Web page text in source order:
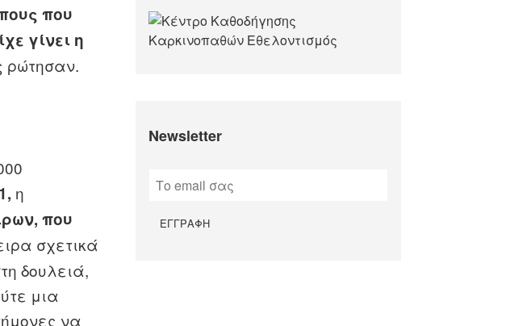
που
γίνει η
ρώτησαν.
η
που
σχετικά
δουλειά,
μια
να
Newsletter